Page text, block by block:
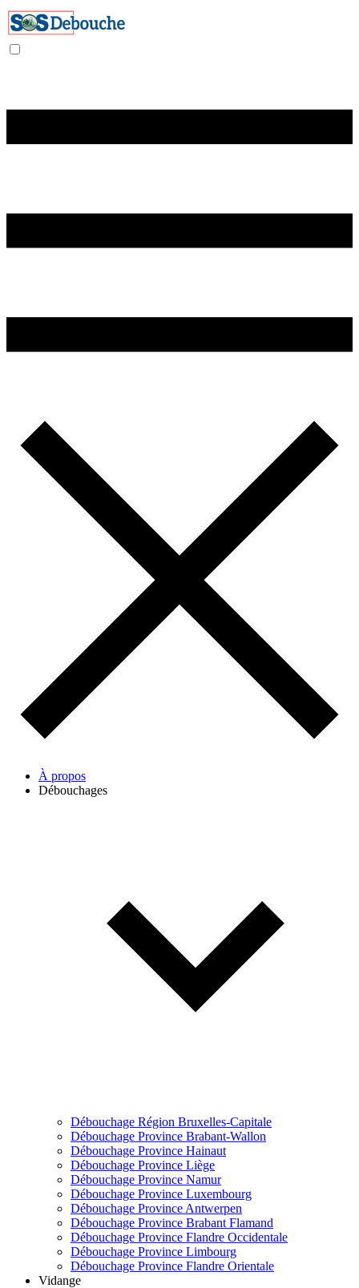
À propos
Débouchages
Débouchage Région Bruxelles-Capitale
Débouchage Province Brabant-Wallon
Débouchage Province Hainaut
Débouchage Province Liège
Débouchage Province Namur
Débouchage Province Luxembourg
Débouchage Province Antwerpen
Débouchage Province Brabant Flamand
Débouchage Province Flandre Occidentale
Débouchage Province Limbourg
Débouchage Province Flandre Orientale
Vidange